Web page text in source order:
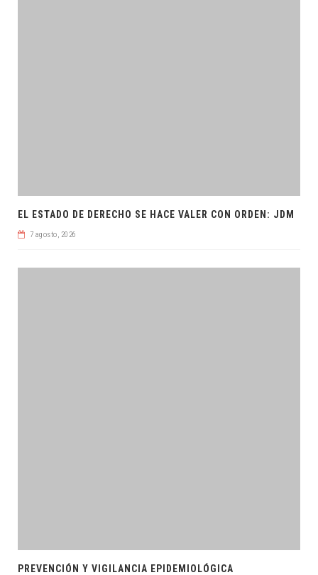
EL ESTADO DE DERECHO SE HACE VALER CON ORDEN: JDM
7 agosto, 2026
PREVENCIÓN Y VIGILANCIA EPIDEMIOLÓGICA